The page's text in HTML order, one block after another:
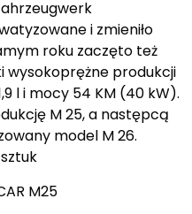
i zmieniło
roku zaczęto też
wysokoprężne produkcji
l i mocy 54 KM (40 kW).
M 25, a następcą
model M 26.
M25